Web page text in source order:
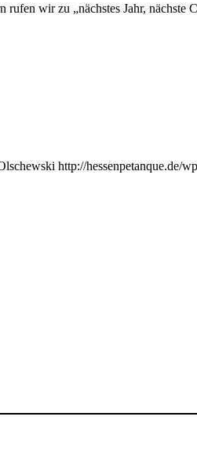
wir zu „nächstes Jahr, nächste
http://hessenpetanque.de/